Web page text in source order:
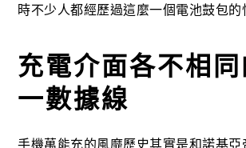
時不少人都經歷過這麼一個電池鼓包的
充電介面各不相
一數據線
手機萬能充的風靡歷史其實是和諾基亞